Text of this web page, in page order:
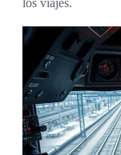
los viajes.